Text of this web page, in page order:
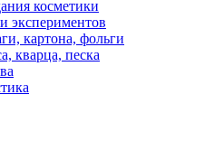
косметики
экспериментов
картона, фольги
кварца, песка